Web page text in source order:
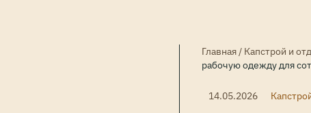
Главная / Капстрой и
рабочую одежду для
14.05.2026